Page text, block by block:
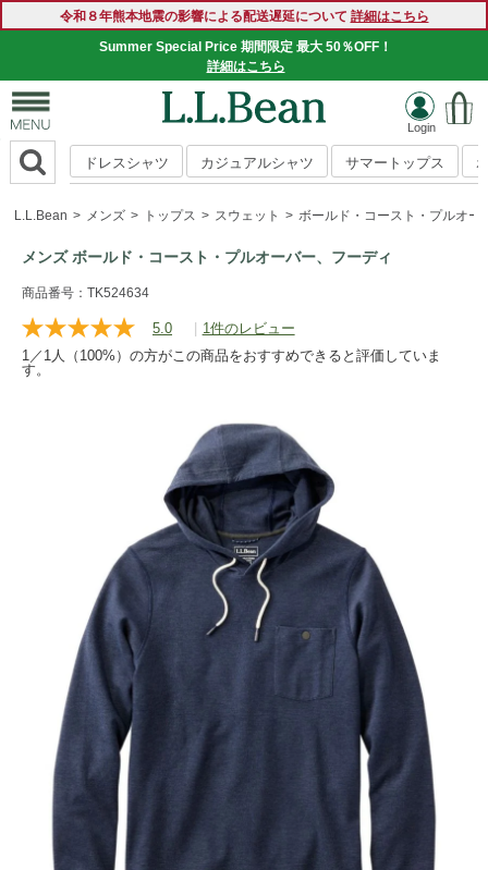
令和８年熊本地震の影響による配送遅延について 詳細はこちら
Summer Special Price 期間限定 最大 50％OFF！
詳細はこちら
ドレスシャツ カジュアルシャツ サマートップス
L.L.Bean メンズ トップス スウェット ボールド・コースト・プルオー
メンズ ボールド・コースト・プルオーバー、フーディ
https://www.llbean.co.jp/mens/tops/sweatshirts/g/
商品番号：TK524634
5.0
レ
ビ
む.
同
じ
ペ
ー
ジ
の
ン
ク。
| 1件のレビュー
1／1人（100%）の方がこの商品をおすすめできると評価していま
す。